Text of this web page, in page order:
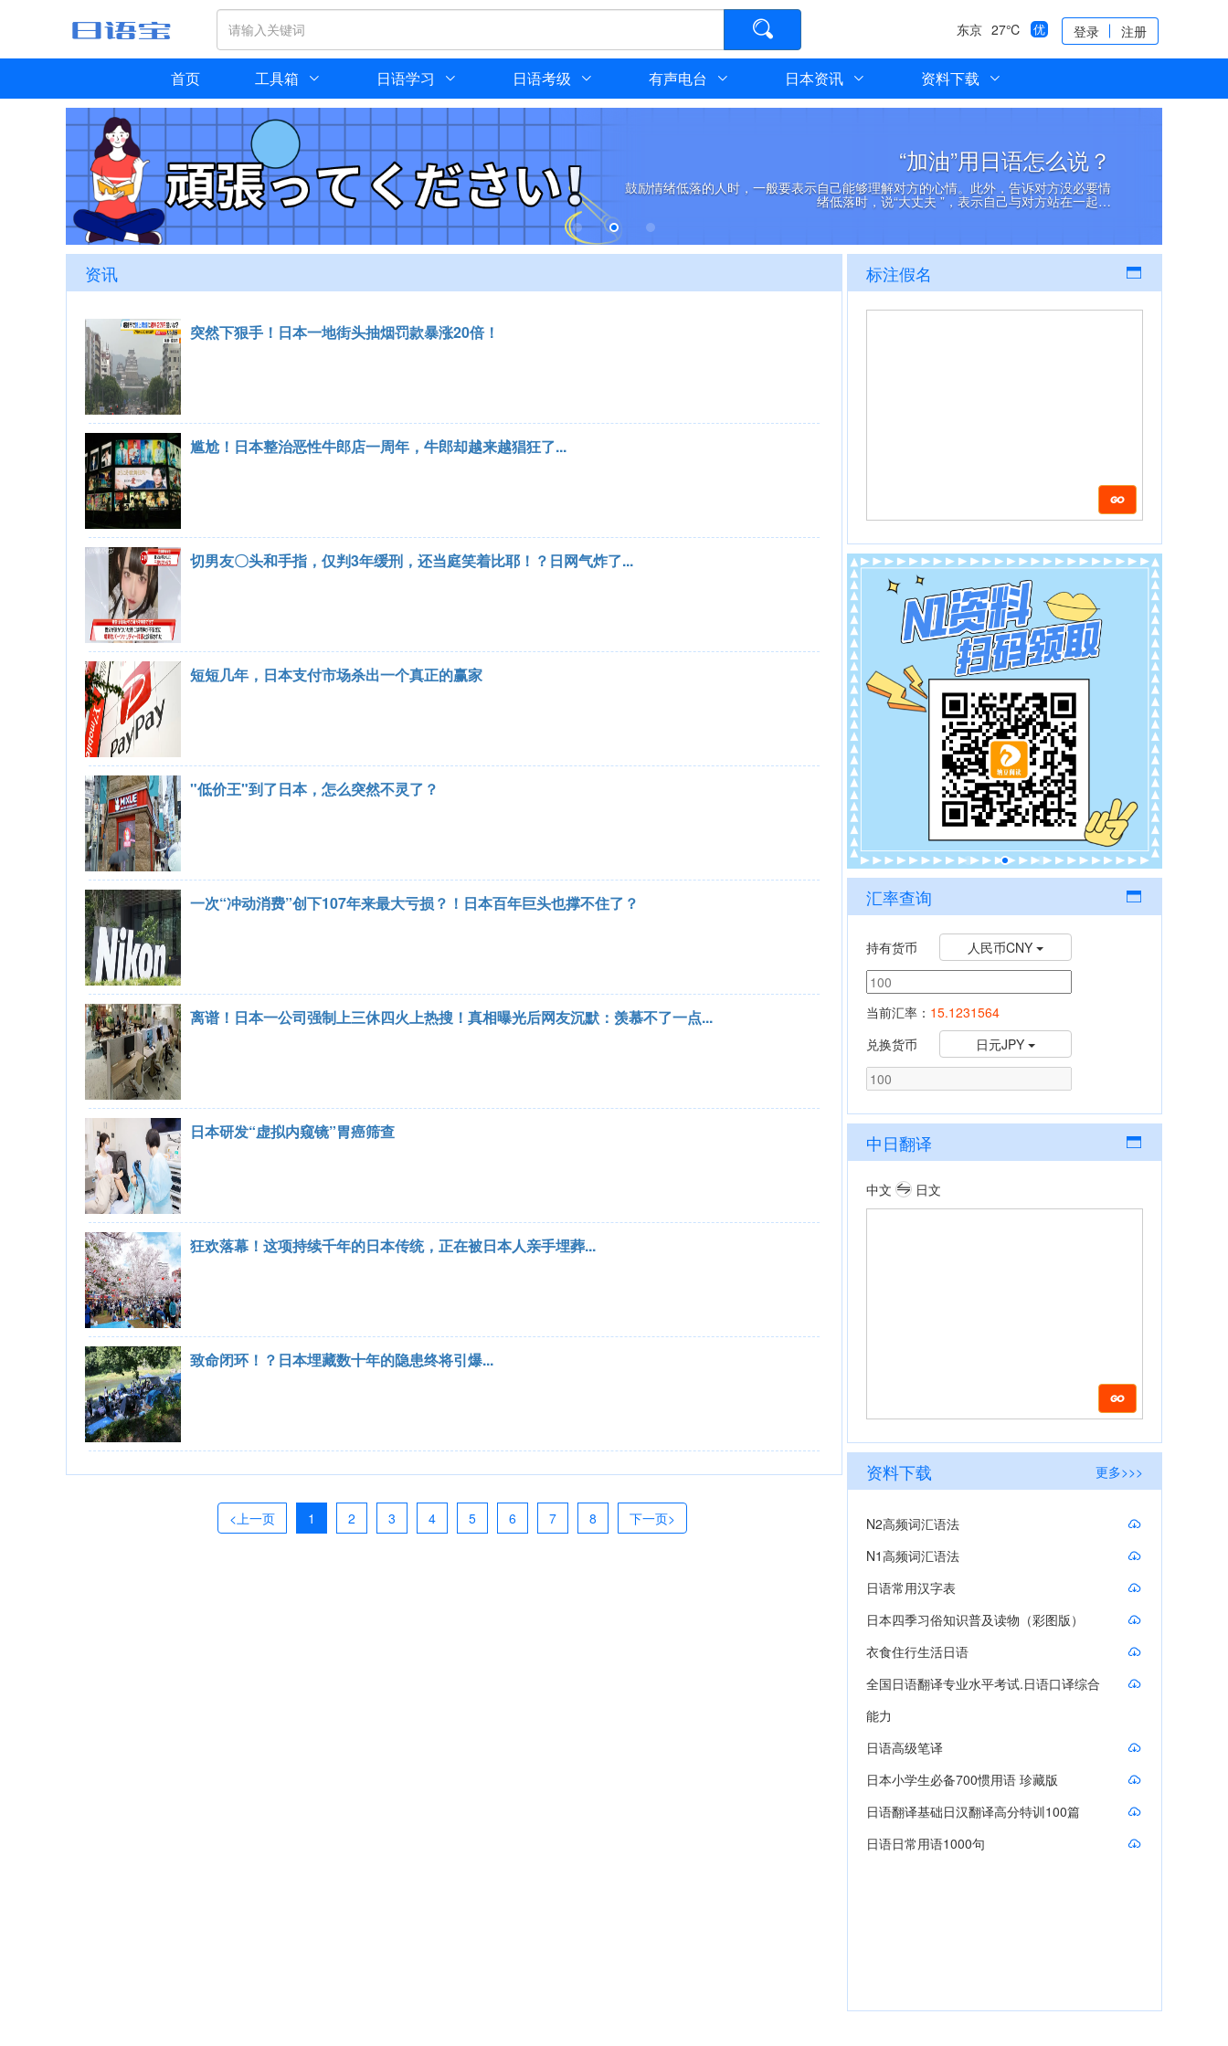
东京 27℃ 优 登录 注册
首页 工具箱 日语学习 日语考级 有声电台 日本资讯 资料下载
“加油”用日语怎么说？
鼓励情绪低落的人时，一般要表示自己能够理解对方的心情。此外，告诉对方没必要情
绪低落时，说“大丈夫 ”，表示自己与对方站在一起…
资讯
突然下狠手！日本一地街头抽烟罚款暴涨20倍！
尴尬！日本整治恶性牛郎店一周年，牛郎却越来越猖狂了...
切男友〇头和手指，仅判3年缓刑，还当庭笑着比耶！？日网气炸了...
短短几年，日本支付市场杀出一个真正的赢家
"低价王"到了日本，怎么突然不灵了？
一次“冲动消费”创下107年来最大亏损？！日本百年巨头也撑不住了？
离谱！日本一公司强制上三休四火上热搜！真相曝光后网友沉默：羡慕不了一点...
日本研发“虚拟内窥镜”胃癌筛查
狂欢落幕！这项持续千年的日本传统，正在被日本人亲手埋葬...
致命闭环！？日本埋藏数十年的隐患终将引爆...
<上一页 1 2 3 4 5 6 7 8 下一页>
标注假名
汇率查询
持有货币 人民币CNY
当前汇率： 15.1231564
兑换货币
日元JPY
中日翻译
中文 日文
资料下载 更多>>>
N2高频词汇语法
N1高频词汇语法
日语常用汉字表
日本四季习俗知识普及读物（彩图版）
衣食住行生活日语
全国日语翻译专业水平考试.日语口译综合
能力
日语高级笔译
日本小学生必备700惯用语 珍藏版
日语翻译基础日汉翻译高分特训100篇
日语日常用语1000句